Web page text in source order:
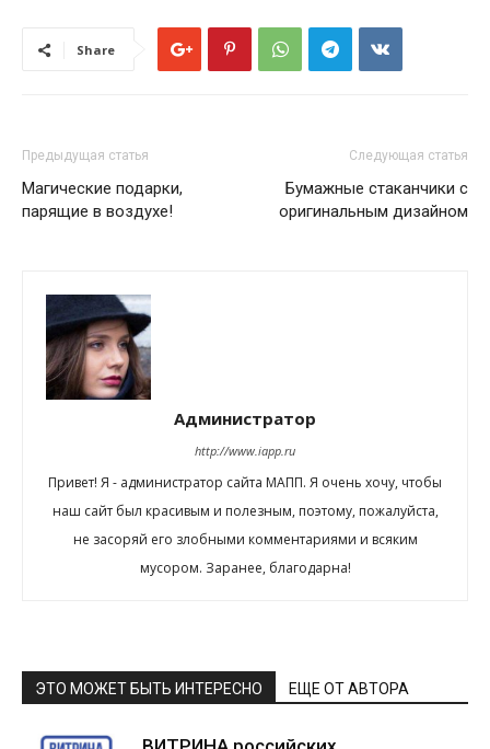
Share
Предыдущая статья
Магические подарки,
парящие в воздухе!
Следующая статья
Бумажные cтаканчики с
оригинальным дизайном
Администратор
http://www.iapp.ru
Привет! Я - администратор сайта МАПП. Я очень хочу, чтобы
наш сайт был красивым и полезным, поэтому, пожалуйста,
не засоряй его злобными комментариями и всяким
мусором. Заранее, благодарна!
ЭТО МОЖЕТ БЫТЬ ИНТЕРЕСНО ЕЩЕ ОТ АВТОРА